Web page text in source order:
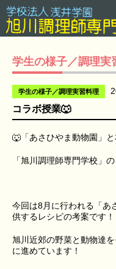
学生の様子／調理実
学生の様子／調理実習料理
コラボ授業🐺
🐺「あさひやま動物園」
「旭川調理師専門学校」
今回は8月に行われる「あ
供するレシピの考案です！
旭川近郊の野菜と動物達
に進めています！